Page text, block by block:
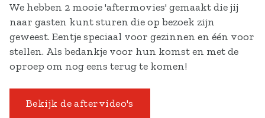
We hebben 2 mooie 'aftermovies' gemaakt die jij
naar gasten kunt sturen die op bezoek zijn
geweest. Eentje speciaal voor gezinnen en één voor
stellen. Als bedankje voor hun komst en met de
oproep om nog eens terug te komen!
Bekijk de aftervideo's